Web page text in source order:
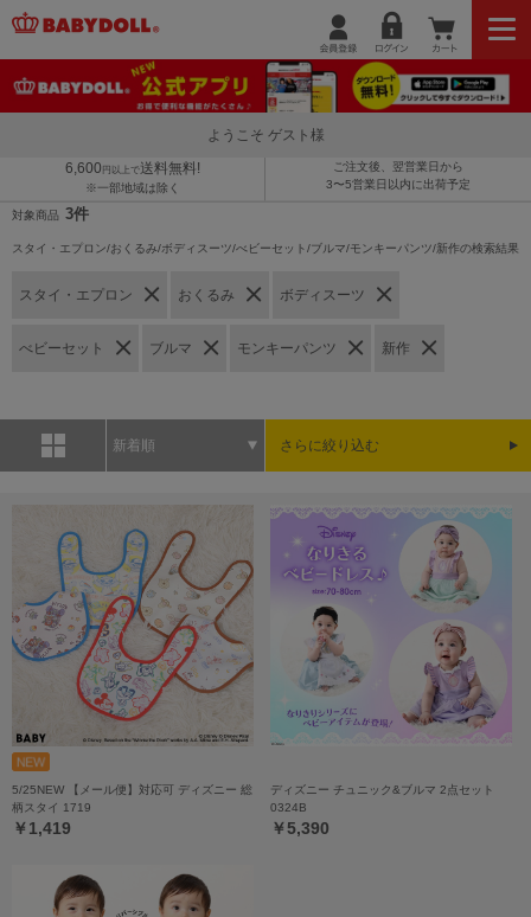
ようこそ ゲスト様
6,600 円以上で送料無料!
※一部地域は除く
ご注文後、翌営業日から
3〜5営業日以内に出荷予定
対象商品 3件
スタイ・エプロン/おくるみ/ボディスーツ/べビーセット/ブルマ/モンキーパンツ/新作の検索結果
スタイ・エプロン おくるみ ボディスーツ
べビーセット ブルマ モンキーパンツ 新作
新着順 さらに絞り込む
5/25NEW 【メール便】対応可 ディズニー 総
柄スタイ 1719
￥1,419
ディズニー チュニック&ブルマ 2点セット
0324B
￥5,390